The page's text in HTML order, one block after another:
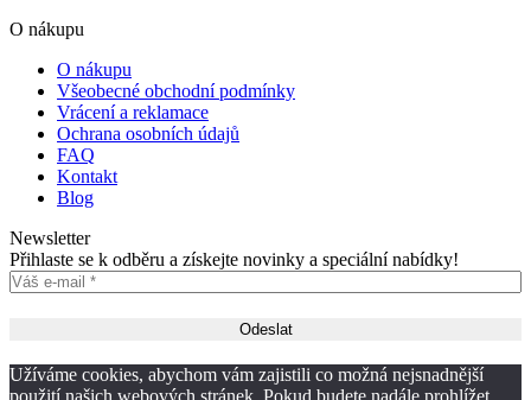
O nákupu
O nákupu
Všeobecné obchodní podmínky
Vrácení a reklamace
Ochrana osobních údajů
FAQ
Kontakt
Blog
Newsletter
Přihlaste se k odběru a získejte novinky a speciální nabídky!
Užíváme cookies, abychom vám zajistili co možná nejsnadnější
použití našich webových stránek. Pokud budete nadále prohlížet